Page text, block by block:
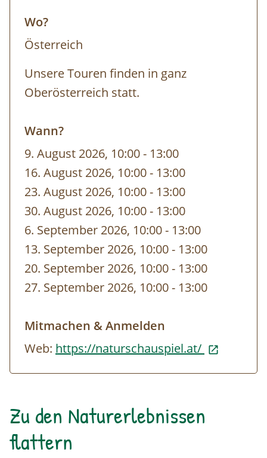
Wo?
Österreich
Unsere Touren finden in ganz
Oberösterreich statt.
Wann?
9. August 2026, 10:00- bis
13:00
16. August 2026, 10:00- bis
13:00
23. August 2026, 10:00- bis
13:00
30. August 2026, 10:00- bis
13:00
6. September 2026, 10:00- bis
13:00
13. September 2026, 10:00- bis
13:00
20. September 2026, 10:00- bis
13:00
27. September 2026, 10:00- bis
13:00
Mitmachen & Anmelden
Web: https://naturschauspiel.at/
Zu den Naturerlebnissen
flattern